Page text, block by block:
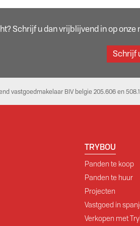
Schrijf u dan vrijblijvend in op
Schrijf
vastgoedmakelaar BIV belgie 205.606 en
TRYBOU
Panden te koop
Panden te huur
Projecten
Vastgoed in
Verkopen met